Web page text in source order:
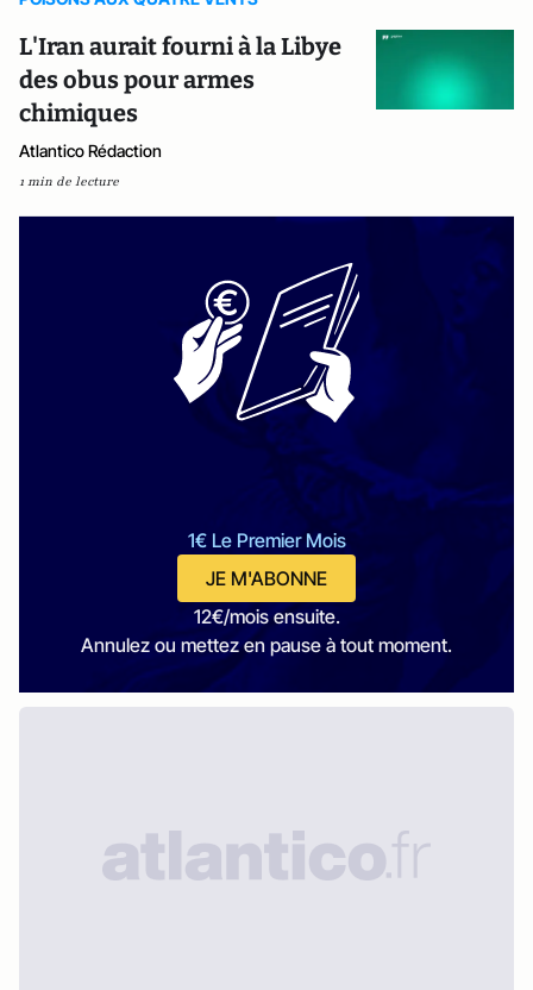
L'Iran aurait fourni à la Libye
des obus pour armes
chimiques
Atlantico Rédaction
1 min de lecture
1€ Le Premier Mois
JE M'ABONNE
12€/mois ensuite.
Annulez ou mettez en pause à tout moment.